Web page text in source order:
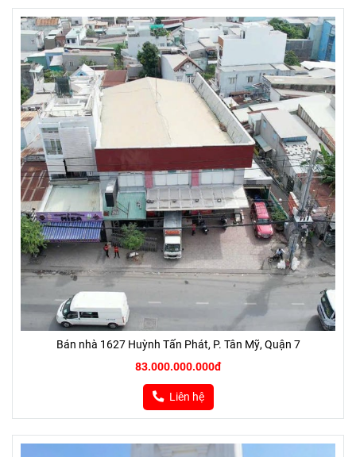
Bán nhà 1627 Huỳnh Tấn Phát, P. Tân Mỹ, Quận 7
83.000.000.000đ
Liên hệ